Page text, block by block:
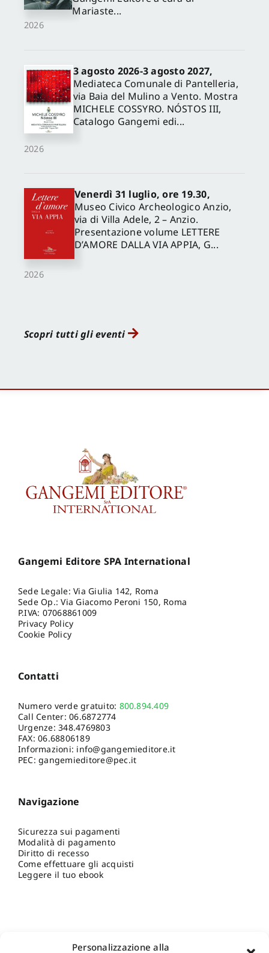
Personalizzazione alla
2026
Mariaste...
2026
3 agosto 2026-3 agosto 2027,
Mediateca Comunale di Pantelleria,
via Baia del Mulino a Vento. Mostra
MICHELE COSSYRO. NÓSTOS III,
Catalogo Gangemi edi...
2026
Venerdì 31 luglio, ore 19.30,
Museo Civico Archeologico Anzio,
via di Villa Adele, 2 – Anzio.
Presentazione volume LETTERE
D’AMORE DALLA VIA APPIA, G...
Scopri tutti gli eventi
Gangemi Editore SPA International
Sede Legale: Via Giulia 142, Roma
Sede Op.: Via Giacomo Peroni 150, Roma
P.IVA: 07068861009
Privacy Policy
Cookie Policy
Contatti
Numero verde gratuito: 800.894.409
Call Center:06.6872774
Urgenze:348.4769803
FAX: 06.68806189
Informazioni: info@gangemieditore.it
PEC: gangemieditore@pec.it
Navigazione
Sicurezza sui pagamenti
Modalità di pagamento
Diritto di recesso
Come effettuare gli acquisti
Leggere il tuo ebook